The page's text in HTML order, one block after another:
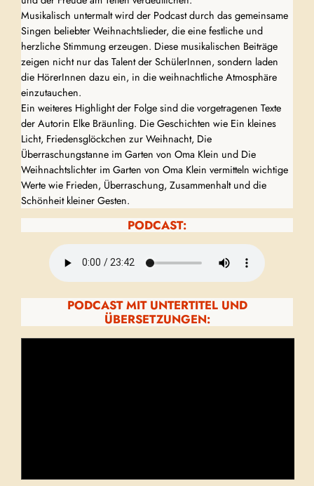
Musikalisch untermalt wird der Podcast durch das gemeinsame
Singen beliebter Weihnachtslieder, die eine festliche und
herzliche Stimmung erzeugen. Diese musikalischen Beiträge
zeigen nicht nur das Talent der SchülerInnen, sondern laden
die HörerInnen dazu ein, in die weihnachtliche Atmosphäre
einzutauchen.
Ein weiteres Highlight der Folge sind die vorgetragenen Texte
der Autorin Elke Bräunling. Die Geschichten wie Ein kleines
Licht, Friedensglöckchen zur Weihnacht, Die
Überraschungstanne im Garten von Oma Klein und Die
Weihnachtslichter im Garten von Oma Klein vermitteln wichtige
Werte wie Frieden, Überraschung, Zusammenhalt und die
Schönheit kleiner Gesten.
PODCAST:
PODCAST MIT UNTERTITEL UND
ÜBERSETZUNGEN: